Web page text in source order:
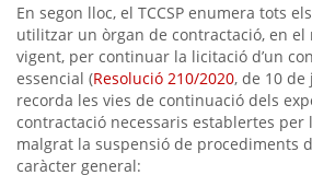
En segon lloc, el TCCSP enumera tots
utilitzar un òrgan de contractació, en
vigent, per continuar la licitació d’un
essencial (Resolució 210/2020, de 10 de
recorda les vies de continuació dels
contractació necessaris establertes per
malgrat la suspensió de procediments
caràcter general: